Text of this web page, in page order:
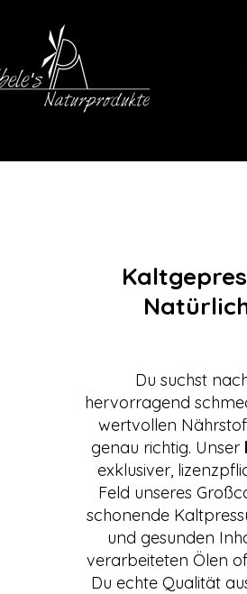
Du suchst
hervorragend
wertvollen
genau richtig. Unser
exklusiver,
Feld unseres
schonende
und gesunden
verarbeiteten Ölen
Du echte Qualität